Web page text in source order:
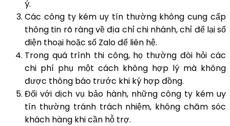
ý.
Các công ty kém uy tín thường không cung cấp
thông tin rõ ràng về địa chỉ chi nhánh, chỉ để lại số
điện thoại hoặc số Zalo để liên hệ.
Trong quá trình thi công, họ thường đòi hỏi các
chi phí phụ một cách không hợp lý mà không
được thông báo trước khi ký hợp đồng.
Đối với dịch vụ bảo hành, những công ty kém uy
tín thường tránh trách nhiệm, không chăm sóc
khách hàng khi cần hỗ trợ.